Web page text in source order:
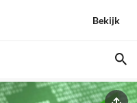
Bekijk